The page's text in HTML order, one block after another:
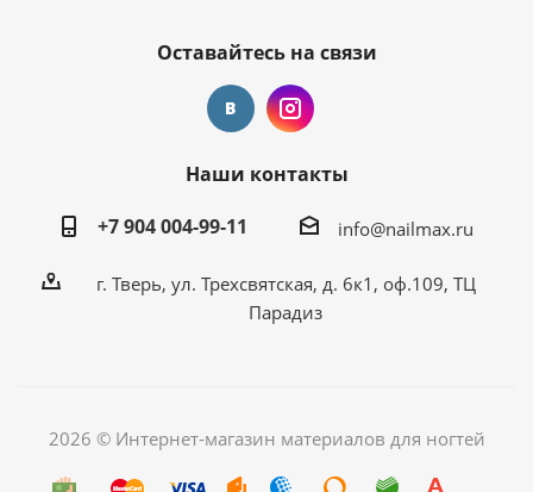
Оставайтесь на связи
Наши контакты
+7 904 004-99-11
info@nailmax.ru
г. Тверь, ул. Трехсвятская, д. 6к1, оф.109, ТЦ
Парадиз
2026 © Интернет-магазин материалов для ногтей